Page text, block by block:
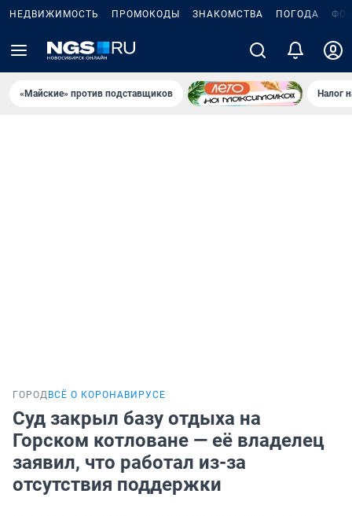
НЕДВИЖИМОСТЬ ПРОМОКОДЫ ЗНАКОМСТВА ПОГОДА
«Майские» против подставщиков Налог
ГОРОД ВСЁ О КОРОНАВИРУСЕ
Суд закрыл базу отдыха на
Горском котловане — её владелец
заявил, что работал из-за
отсутствия поддержки